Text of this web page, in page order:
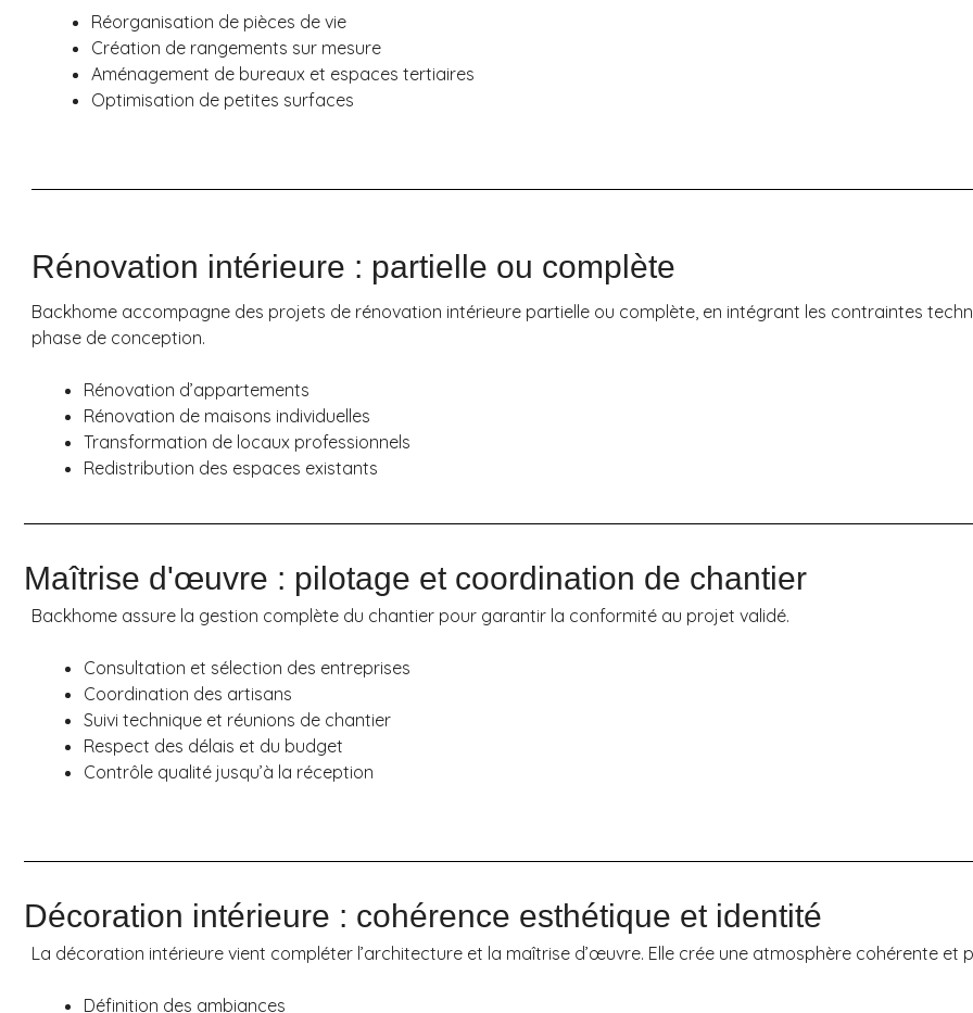
Réorganisation de pièces de vie
Création de rangements sur mesure
Aménagement de bureaux et espaces tertiaires
Optimisation de petites surfaces
Rénovation intérieure : partielle ou complète
Backhome accompagne des projets de rénovation intérieure partielle ou complète, en intégrant les contraintes
phase de conception.
Rénovation d’appartements
Rénovation de maisons individuelles
Transformation de locaux professionnels
Redistribution des espaces existants
Maîtrise d'œuvre : pilotage et coordination de chantier
Backhome assure la gestion complète du chantier pour garantir la conformité au projet validé.
Consultation et sélection des entreprises
Coordination des artisans
Suivi technique et réunions de chantier
Respect des délais et du budget
Contrôle qualité jusqu’à la réception
Décoration intérieure : cohérence esthétique et identité
La décoration intérieure vient compléter l’architecture et la maîtrise d’œuvre. Elle crée une atmosphère cohérente et
Définition des ambiances